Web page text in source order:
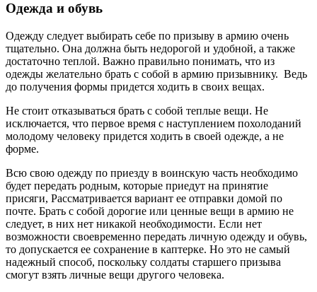
Одежда и обувь
Одежду следует выбирать себе по призыву в армию очень
тщательно. Она должна быть недорогой и удобной, а также
достаточно теплой. Важно правильно понимать, что из
одежды желательно брать с собой в армию призывнику. Ведь
до получения формы придется ходить в своих вещах.
Не стоит отказываться брать с собой теплые вещи. Не
исключается, что первое время с наступлением похолоданий
молодому человеку придется ходить в своей одежде, а не
форме.
Всю свою одежду по приезду в воинскую часть необходимо
будет передать родным, которые приедут на принятие
присяги, Рассматривается вариант ее отправки домой по
почте. Брать с собой дорогие или ценные вещи в армию не
следует, в них нет никакой необходимости. Если нет
возможности своевременно передать личную одежду и обувь,
то допускается ее сохранение в каптерке. Но это не самый
надежный способ, поскольку солдаты старшего призыва
смогут взять личные вещи другого человека.